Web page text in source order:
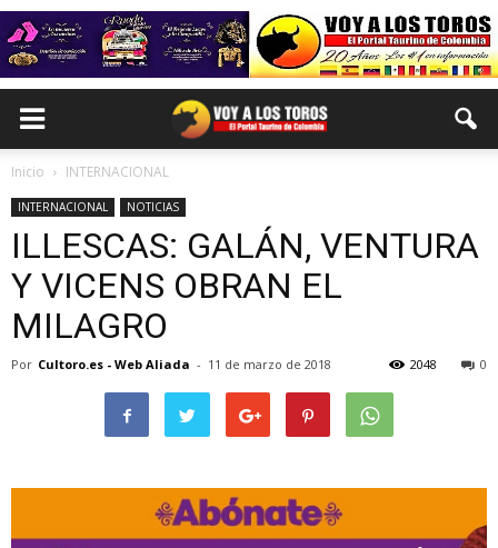
Inicio INTERNACIONAL
INTERNACIONAL NOTICIAS
ILLESCAS: GALÁN, VENTURA
Y VICENS OBRAN EL
MILAGRO
Por Cultoro.es - Web Aliada - 11 de marzo de 2018 0
2048